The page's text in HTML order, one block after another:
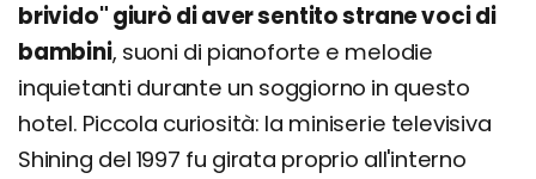
brivido" giurò di aver sentito strane voci di
bambini, suoni di pianoforte e melodie
inquietanti durante un soggiorno in questo
hotel. Piccola curiosità: la miniserie televisiva
Shining del 1997 fu girata proprio all'interno